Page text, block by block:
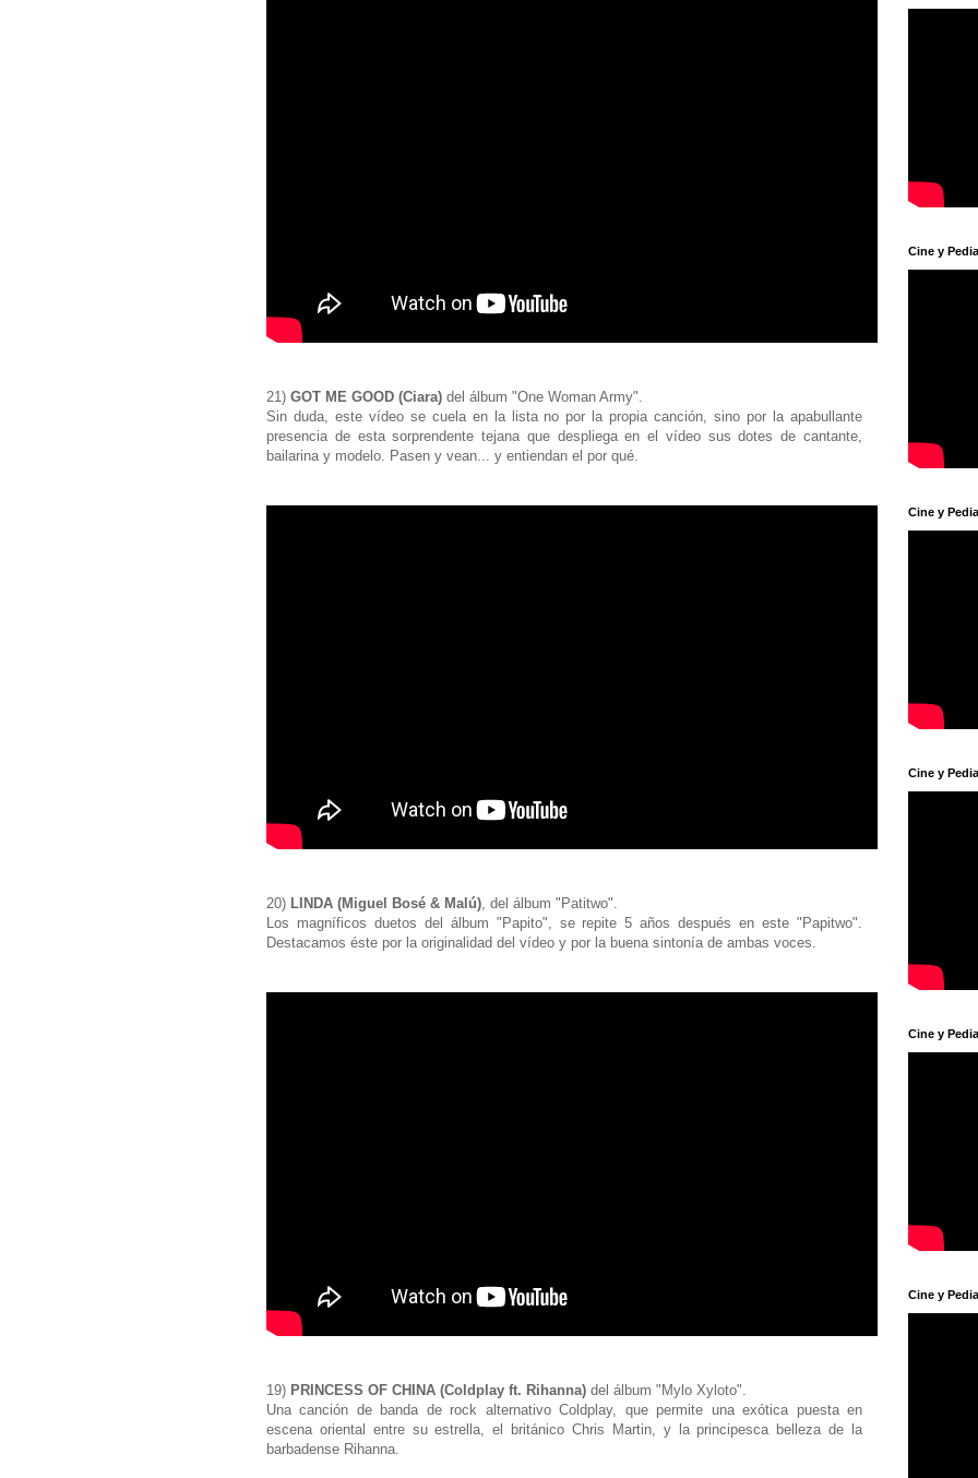
21) GOT ME GOOD (Ciara) del álbum "One Woman Army".
Sin duda, este vídeo se cuela en la lista no por la propia canción, sino por la apabullante
presencia de esta sorprendente tejana que despliega en el vídeo sus dotes de cantante,
bailarina y modelo. Pasen y vean... y entiendan el por qué.
20) LINDA (Miguel Bosé & Malú) , del álbum "Patitwo".
Los magníficos duetos del álbum "Papito", se repite 5 años después en este "Papitwo".
Destacamos éste por la originalidad del vídeo y por la buena sintonía de ambas voces.
19) PRINCESS OF CHINA (Coldplay ft. Rihanna) del álbum "Mylo Xyloto".
Una canción de banda de rock alternativo Coldplay, que permite una exótica puesta en
escena oriental entre su estrella, el británico Chris Martin, y la principesca belleza de la
barbadense Rihanna.
Cine y
Cine y
Cine y
Cine y
Cine y